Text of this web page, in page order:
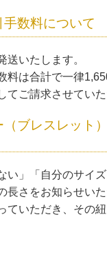
数料について
送いたします。
料は合計で一律
てご請求させていた
（ブレスレット
い」「自分のサイ
長さをお知らせいた
ていただき、その